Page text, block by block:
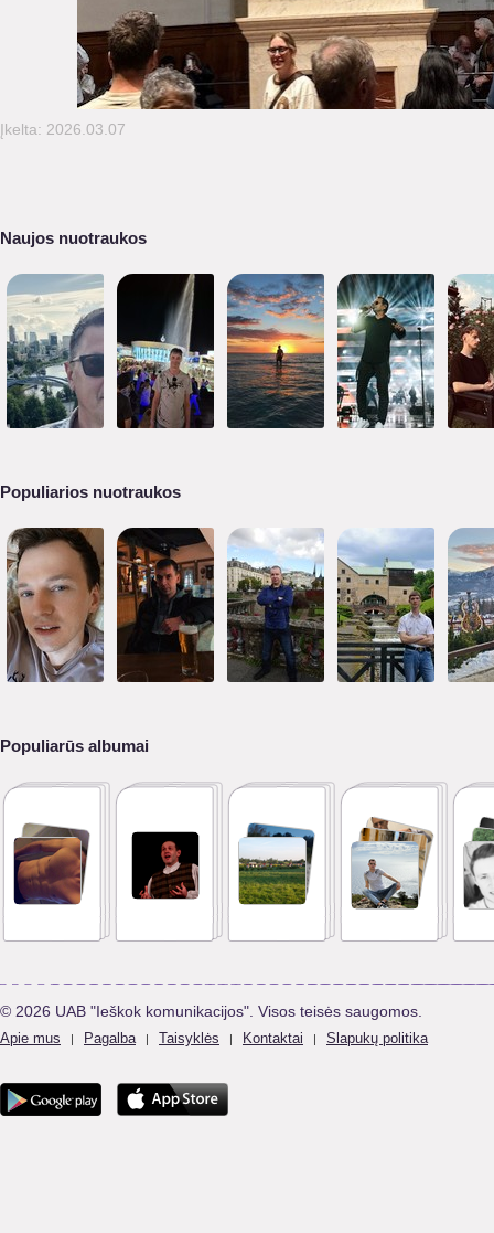
Įkelta: 2026.03.07
Naujos nuotraukos
Populiarios nuotraukos
Populiarūs albumai
© 2026 UAB "Ieškok komunikacijos". Visos teisės saugomos.
Apie mus | Pagalba | Taisyklės | Kontaktai | Slapukų politika